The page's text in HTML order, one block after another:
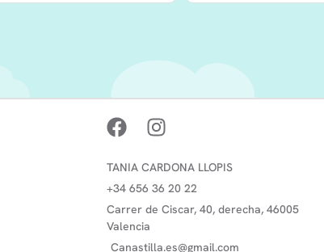
TANIA CARDONA LLOPIS
+34 656 36 20 22
Carrer de Ciscar, 40, derecha, 46005
Valencia
Canastilla.es@gmail.com